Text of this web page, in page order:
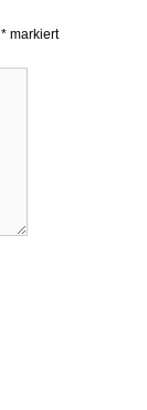
* markiert